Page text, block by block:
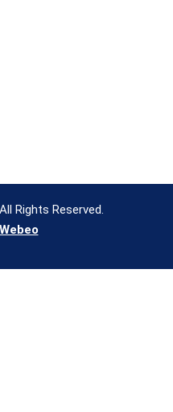
Rights Reserved.
Webeo